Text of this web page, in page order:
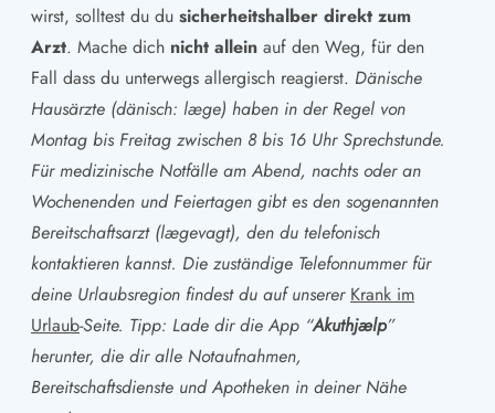
wirst, solltest du du sicherheitshalber direkt zum
Arzt. Mache dich nicht allein auf den Weg, für den
Fall dass du unterwegs allergisch reagierst. Dänische
Hausärzte (dänisch: læge) haben in der Regel von
Montag bis Freitag zwischen 8 bis 16 Uhr Sprechstunde.
Für medizinische Notfälle am Abend, nachts oder an
Wochenenden und Feiertagen gibt es den sogenannten
Bereitschaftsarzt (lægevagt), den du telefonisch
kontaktieren kannst. Die zuständige Telefonnummer für
deine Urlaubsregion findest du auf unserer Krank im
Urlaub-Seite. Tipp: Lade dir die App “Akuthjælp”
herunter, die dir alle Notaufnahmen,
Bereitschaftsdienste und Apotheken in deiner Nähe